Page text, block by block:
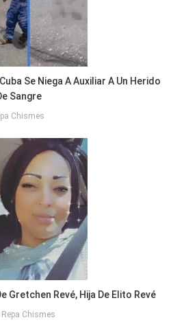
Se Niega A Auxiliar A Un Herido
Sangre
Chismes
Gretchen Revé, Hija De Elito Revé
Repa Chismes